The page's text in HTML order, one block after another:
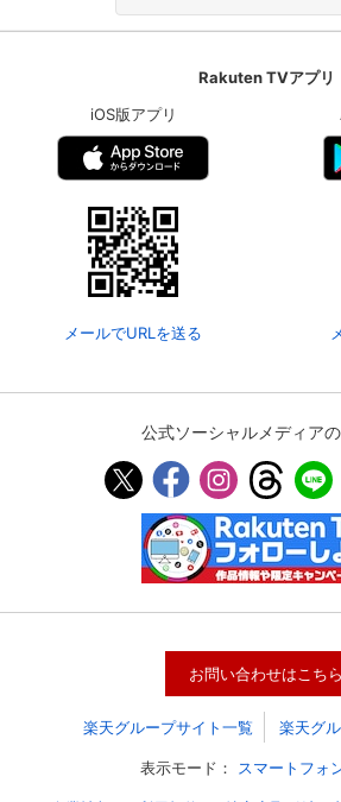
会員設定 会員情報
基本情報、本人
ジットカード情
Rakuten TVアプリ
iOS版アプリ
メールでURLを送る
公式ソーシャルメディア
お問い合わせはこちら
楽天グループサイト一覧 楽天グ
表示モード： スマートフォ